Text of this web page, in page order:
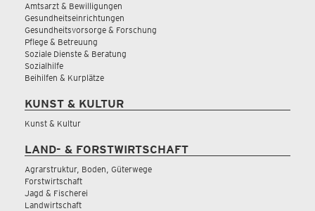
Amtsarzt & Bewilligungen
Gesundheitseinrichtungen
Gesundheitsvorsorge & Forschung
Pflege & Betreuung
Soziale Dienste & Beratung
Sozialhilfe
Beihilfen & Kurplätze
KUNST & KULTUR
Kunst & Kultur
LAND- & FORSTWIRTSCHAFT
Agrarstruktur, Boden, Güterwege
Forstwirtschaft
Jagd & Fischerei
Landwirtschaft